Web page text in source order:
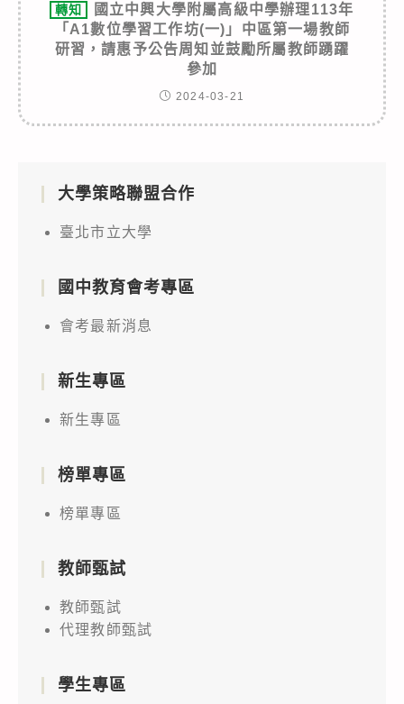
轉知
國立中興大學附屬高級中學辦理113年
「A1數位學習工作坊(一)」中區第一場教師
研習，請惠予公告周知並鼓勵所屬教師踴躍
參加
2024-03-21
大學策略聯盟合作
臺北市立大學
國中教育會考專區
會考最新消息
新生專區
新生專區
榜單專區
榜單專區
教師甄試
教師甄試
代理教師甄試
學生專區